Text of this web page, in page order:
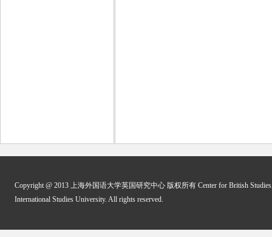
Copyright @ 2013 上海外国语大学英国研究中心 版权所有 Center for British
International Studies University. All rights reserved.